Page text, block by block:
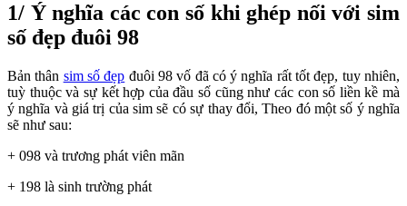
1/ Ý nghĩa các con số khi ghép nối với sim
số đẹp đuôi 98
Bản thân sim số đẹp đuôi 98 vố đã có ý nghĩa rất tốt đẹp, tuy nhiên,
tuỳ thuộc và sự kết hợp của đầu số cũng như các con số liền kề mà
ý nghĩa và giá trị của sim sẽ có sự thay đổi, Theo đó một số ý nghĩa
sẽ như sau:
+ 098 và trương phát viên mãn
+ 198 là sinh trường phát